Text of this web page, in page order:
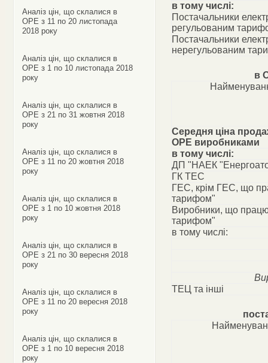
Аналіз цін, що склалися в
ОРЕ з 11 по 20 листопада
2018 року
Аналіз цін, що склалися в
ОРЕ з 1 по 10 листопада 2018
року
Аналіз цін, що склалися в
ОРЕ з 21 по 31 жовтня 2018
року
Аналіз цін, що склалися в
ОРЕ з 11 по 20 жовтня 2018
року
Аналіз цін, що склалися в
ОРЕ з 1 по 10 жовтня 2018
року
Аналіз цін, що склалися в
ОРЕ з 21 по 30 вересня 2018
року
Аналіз цін, що склалися в
ОРЕ з 11 по 20 вересня 2018
року
Аналіз цін, що склалися в
ОРЕ з 1 по 10 вересня 2018
року
в тому числі:
Постачальники
регульованим
Постачальники
нерегульованим
в
Середня ціна
ОРЕ виробниками
в тому числі:
ДП "НАЕК
ГК ТЕС
ГЕС, крім ГЕС, що
тарифом"
Виробники, що
тарифом"
в тому числі:
ТЕЦ та інші